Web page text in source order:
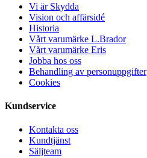
Vi är Skydda
Vision och affärsidé
Historia
Vårt varumärke L.Brador
Vårt varumärke Eris
Jobba hos oss
Behandling av personuppgifter
Cookies
Kundservice
Kontakta oss
Kundtjänst
Säljteam